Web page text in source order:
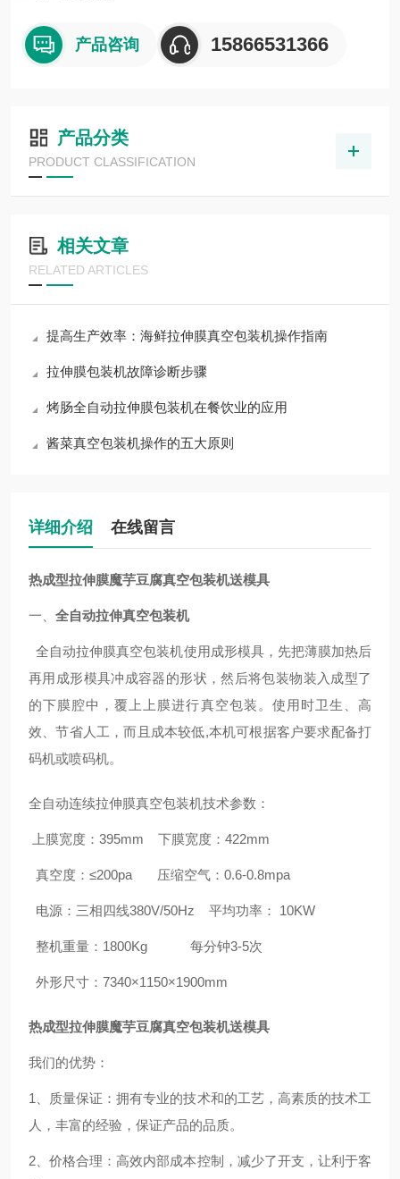
产品咨询 15866531366
产品分类
PRODUCT CLASSIFICATION
相关文章
RELATED ARTICLES
提高生产效率：海鲜拉伸膜真空包装机操作指南
拉伸膜包装机故障诊断步骤
烤肠全自动拉伸膜包装机在餐饮业的应用
酱菜真空包装机操作的五大原则
详细介绍 在线留言
热成型拉伸膜魔芋豆腐真空包装机送模具
一、 全自动拉伸真空包装机
全自动拉伸膜真空包装机使用成形模具，先把薄膜加热后
再用成形模具冲成容器的形状，然后将包装物装入成型了
的下膜腔中，覆上上膜进行真空包装。使用时卫生、高
效、节省人工，而且成本较低,本机可根据客户要求配备打
码机或喷码机。
全自动连续拉伸膜真空包装机技术参数：
上膜宽度 ：395mm 下膜宽度：422mm
真空度：≤200pa 压缩空气：0.6-0.8mpa
电源：三相四线380V/50Hz 平均功率： 10KW
整机重量：1800Kg 每分钟3-5次
外形尺寸：7340×1150×1900mm
热成型拉伸膜魔芋豆腐真空包装机送模具
我们的优势：
1
、质量保证：拥有专业的技术和的工艺，高素质的技术工
人，丰富的经验，保证产品的品质。
2 、价格合理：高效内部成本控制，减少了开支，让利于客